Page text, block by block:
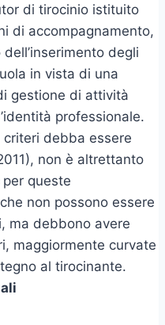
di tirocinio istituito
di accompagnamento,
degli
in vista di una
gestione di attività
professionale.
debba essere
non è altrettanto
queste
non possono essere
ma debbono avere
maggiormente curvate
al tirocinante.